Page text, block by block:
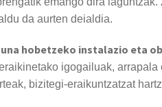
da aurten deialdia.
hobetzeko instalazio eta
igogailuak,
bizitegi-eraikuntzatzat